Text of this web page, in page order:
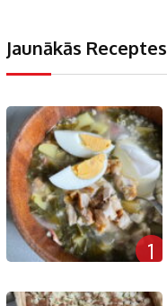
Jaunākās Receptes
1